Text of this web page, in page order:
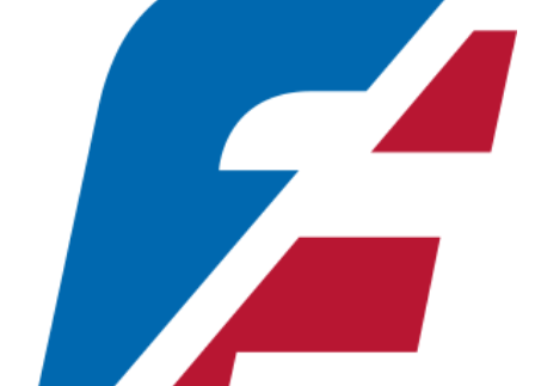
Нижегородская область (1)
Новосибирская область (3)
Омская область (5)
Республика Башкортостан (3)
Республика Крым (1)
Республика Татарстан (2)
Ростовская область (2)
Самарская область (1)
Санкт-Петербург и ЛО (3)
Саратовская область (1)
Свердловская область (5)
Северная Осетия (2)
Смоленская область (1)